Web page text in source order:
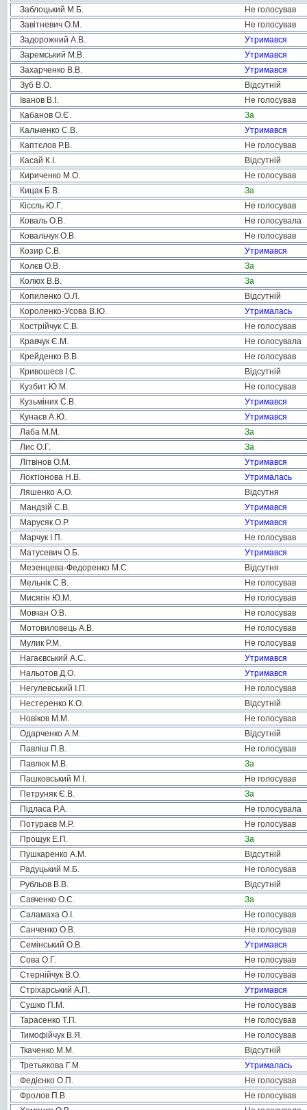
Заблоцький М.Б.
Не голосував
Завітневич О.М.
Не голосував
Задорожний А.В.
Утримався
Заремський М.В.
Утримався
Захарченко В.В.
Утримався
Зуб В.О.
Відсутній
Іванов В.І.
Не голосував
Кабанов О.Є.
За
Кальченко С.В.
Утримався
Каптєлов Р.В.
Не голосував
Касай К.І.
Відсутній
Кириченко М.О.
Не голосував
Кицак Б.В.
За
Кісєль Ю.Г.
Не голосував
Коваль О.В.
Не голосувала
Ковальчук О.В.
Не голосував
Козир С.В.
Утримався
Колєв О.В.
За
Колюх В.В.
За
Копиленко О.Л.
Відсутній
Короленко-Усова В.Ю.
Утрималась
Кострійчук С.В.
Не голосував
Кравчук Є.М.
Не голосувала
Крейденко В.В.
Не голосував
Кривошеєв І.С.
Відсутній
Кузбит Ю.М.
Не голосував
Кузьміних С.В.
Утримався
Кунаєв А.Ю.
Утримався
Лаба М.М.
За
Лис О.Г.
За
Літвінов О.М.
Утримався
Локтіонова Н.В.
Утрималась
Ляшенко А.О.
Відсутня
Мандзій С.В.
Утримався
Марусяк О.Р.
Утримався
Марчук І.П.
Не голосував
Матусевич О.Б.
Утримався
Мезенцева-Федоренко М.С.
Відсутня
Мельнік С.В.
Не голосував
Мисягін Ю.М.
Не голосував
Мовчан О.В.
Не голосував
Мотовиловець А.В.
Не голосував
Мулик Р.М.
Не голосував
Нагаєвський А.С.
Утримався
Нальотов Д.О.
Утримався
Негулевський І.П.
Не голосував
Нестеренко К.О.
Відсутній
Новіков М.М.
Не голосував
Одарченко А.М.
Відсутній
Павліш П.В.
Не голосував
Павлюк М.В.
За
Пашковський М.І.
Не голосував
Петруняк Є.В.
За
Підласа Р.А.
Не голосувала
Потураєв М.Р.
Не голосував
Прощук Е.П.
За
Пушкаренко А.М.
Відсутній
Радуцький М.Б.
Не голосував
Рубльов В.В.
Відсутній
Савченко О.С.
За
Саламаха О.І.
Не голосував
Санченко О.В.
Не голосував
Семінський О.В.
Утримався
Сова О.Г.
Не голосував
Стернійчук В.О.
Не голосував
Стріхарський А.П.
Утримався
Сушко П.М.
Не голосував
Тарасенко Т.П.
Не голосував
Тимофійчук В.Я.
Не голосував
Ткаченко М.М.
Відсутній
Третьякова Г.М.
Утрималась
Федієнко О.П.
Не голосував
Фролов П.В.
Не голосував